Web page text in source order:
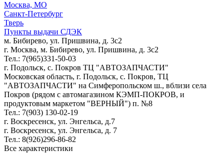
Москва, МО
Санкт-Петербург
Тверь
Пункты выдачи СДЭК
м. Бибирево, ул. Пришвина, д. 3с2
г. Москва, м. Бибирево, ул. Пришвина, д. 3с2
Тел.: 7(965)331-50-03
г. Подольск, c. Покров ТЦ "АВТОЗАПЧАСТИ"
Московская область, г. Подольск, c. Покров, ТЦ
"АВТОЗАПЧАСТИ" на Симферопольском ш., вблизи села
Покров (рядом с автомагазином КЭМП-ПОКРОВ, и
продуктовым маркетом "ВЕРНЫЙ") п. №8
Тел.: 7(903) 130-02-19
г. Воскресенск, ул. Энгельса, д.7
г. Воскресенск, ул. Энгельса, д. 7
Тел.: 8(926)296-86-82
Все характеристики